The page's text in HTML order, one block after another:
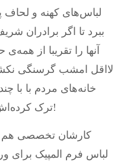
لباس‌های کهنه و لحاف
ببرد تا اگر برادران
آنها را تقریبا از
لااقل امشب گرسنگی
خانه‌‌های مردم با با
ترک کرده‌اش می‌آید. روز خوب مفت‌خورها!
کارشان تخصصی هم
لباس فرم المپیک برای